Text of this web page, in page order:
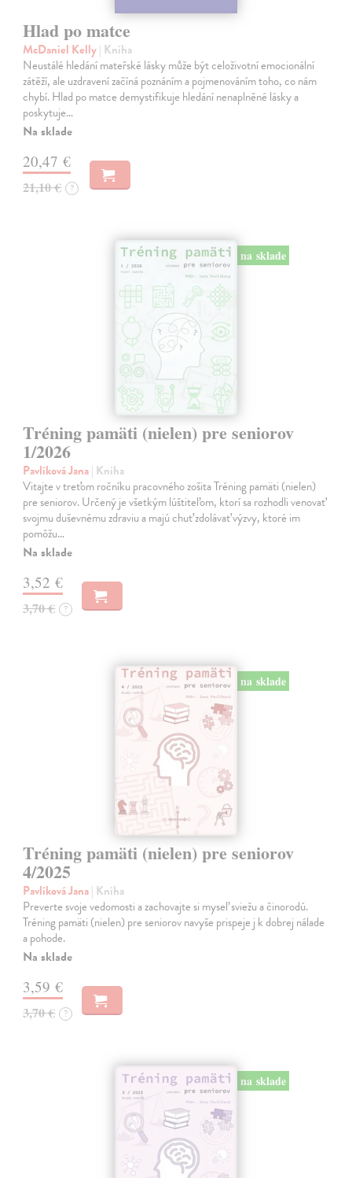
Hlad po matce
McDaniel Kelly| Kniha
Neustálé hledání mateřské lásky může být celoživotní emocionální
zátěží, ale uzdravení začíná poznáním a pojmenováním toho, co nám
chybí. Hlad po matce demystifikuje hledání nenaplněné lásky a
poskytuje…
Na sklade
20,47 €
21,10 € ?
na sklade
Tréning pamäti (nielen) pre seniorov
1/2026
Pavlíková Jana| Kniha
Vitajte v treťom ročníku pracovného zošita Tréning pamäti (nielen)
pre seniorov. Určený je všetkým lúštiteľom, ktorí sa rozhodli venovať
svojmu duševnému zdraviu a majú chuť zdolávať výzvy, ktoré im
pomôžu…
Na sklade
3,52 €
3,70 € ?
na sklade
Tréning pamäti (nielen) pre seniorov
4/2025
Pavlíková Jana| Kniha
Preverte svoje vedomosti a zachovajte si myseľ sviežu a činorodú.
Tréning pamäti (nielen) pre seniorov navyše prispeje j k dobrej nálade
a pohode.
Na sklade
3,59 €
3,70 € ?
na sklade